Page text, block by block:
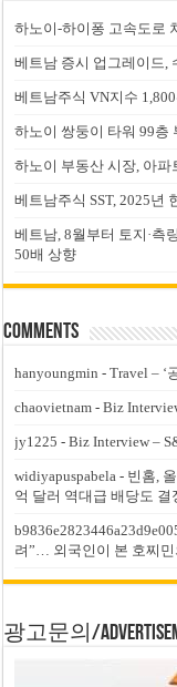
하노이-하이퐁 고속도로
베트남 증시 업그레이드,
베트남주식 VN지수
하노이 쌍둥이 타워 99
하노이 부동산 시장, 아
베트남주식 SST, 2025년
베트남, 8월부터 토지·측
50배 상향
Comments
hanyoungmin -Travel – ‘
chaovietnam -Biz
jy1225 -Biz Interview –
widiyapuspabela - 빈홈,
억 달러 역대급 배당도 결
려”… 외국인이 본 호찌민
광고문의/